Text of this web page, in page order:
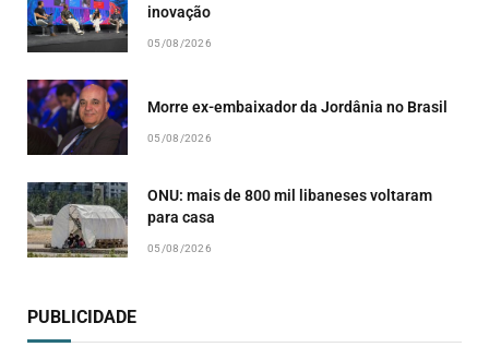
inovação
05/08/2026
Morre ex-embaixador da Jordânia no Brasil
05/08/2026
ONU: mais de 800 mil libaneses voltaram
para casa
05/08/2026
PUBLICIDADE